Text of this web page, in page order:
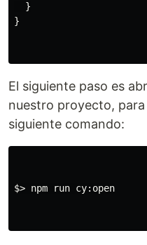
}
}
El siguiente paso es
nuestro proyecto,
siguiente comando:
$> npm run cy:open